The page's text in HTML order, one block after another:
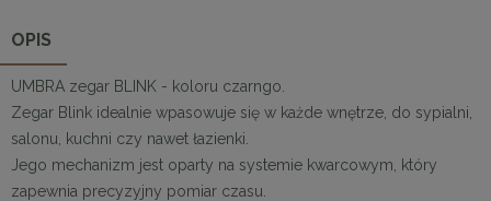
OPIS
UMBRA zegar BLINK - koloru czarngo.
Zegar Blink idealnie wpasowuje się w każde wnętrze, do sypialni,
salonu, kuchni czy nawet łazienki.
Jego mechanizm jest oparty na systemie kwarcowym, który
zapewnia precyzyjny pomiar czasu.